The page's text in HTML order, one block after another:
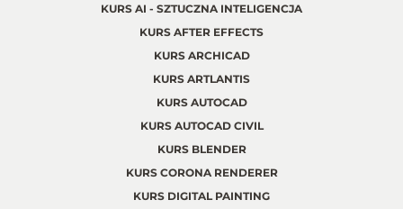
KURS AI - SZTUCZNA INTELIGENCJA
KURS AFTER EFFECTS
KURS ARCHICAD
KURS ARTLANTIS
KURS AUTOCAD
KURS AUTOCAD CIVIL
KURS BLENDER
KURS CORONA RENDERER
KURS DIGITAL PAINTING